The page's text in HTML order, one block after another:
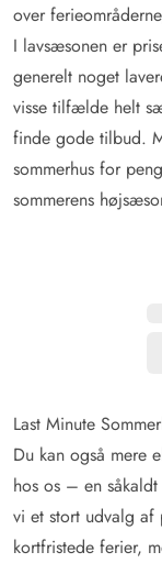
over
I lavsæsonen er
generelt noget
visse tilfælde helt
finde gode tilbud.
sommerhus for
sommerens
Last Minute
Du kan også mere
hos os – en
vi et stort udvalg af
kortfristede ferier,